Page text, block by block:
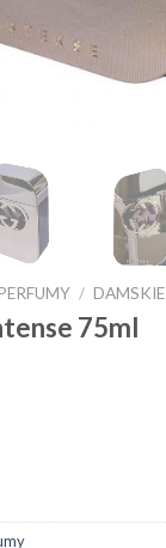
PERFUMY / DAMSKIE
75ml